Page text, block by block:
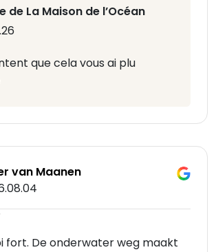
de La Maison de l’Océan
que cela vous ai plu
van Maanen
fort. De onderwater weg maakt